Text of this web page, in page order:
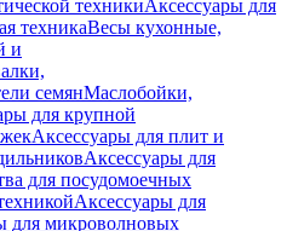
техникиАксессуары для
техникаВесы кухонные,
и
семянМаслобойки,
для крупной
Аксессуары для плит и
Аксессуары для
для посудомоечных
Аксессуары для
для микроволновых